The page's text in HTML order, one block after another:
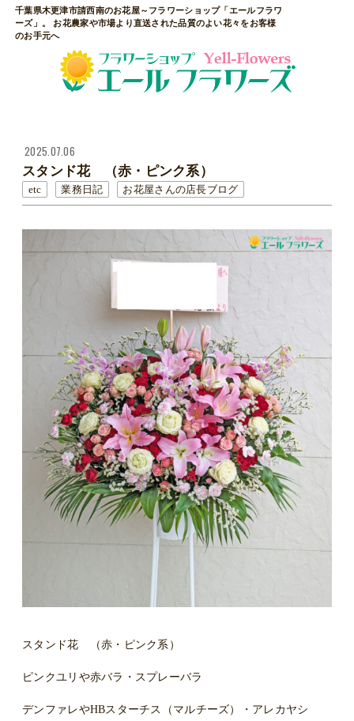
千葉県木更津市請西南のお花屋～フラワーショップ「エールフラワ
ーズ」。 お花農家や市場より直送された品質のよい花々をお客様
のお手元へ
2025.07.06
スタンド花 （赤・ピンク系）
etc 業務日記 お花屋さんの店長ブログ
スタンド花 （赤・ピンク系）
ピンクユリや赤バラ・スプレーバラ
デンファレやHBスターチス（マルチーズ）・アレカヤシ